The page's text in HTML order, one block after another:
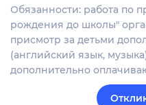
Обязанности: работа по
рождения до школы"
присмотр за детьми
(английский язык,
дополнительно